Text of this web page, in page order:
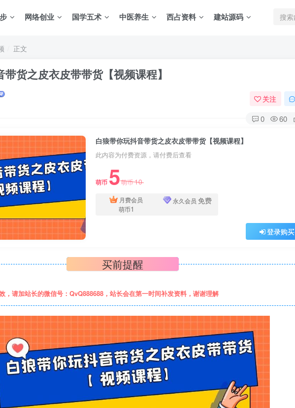
网络创业 国学五术 中医养生 西占资料 建站源码
正文
货之皮衣皮带带货【视频课程】
关注
0 60
白狼带你玩抖音带货之皮衣皮带带货【视频课程】
此内容为付费资源，请付费后查看
萌币 5萌币10
月费会员
萌币1
永久会员 免费
登录购买
买前提醒
，请加站长的微信号：QvQ888688，站长会在第一时间补发资料，谢谢理解